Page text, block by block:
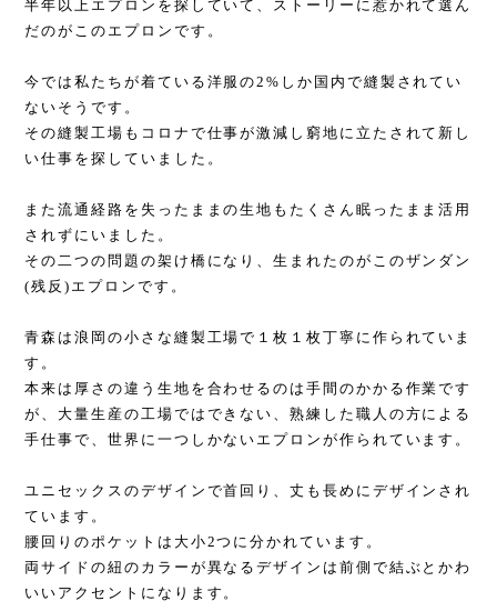
半年以上エプロンを探していて、ストーリーに惹かれて選ん
だのがこのエプロンです。
今では私たちが着ている洋服の2%しか国内で縫製されてい
ないそうです。
その縫製工場もコロナで仕事が激減し窮地に立たされて新し
い仕事を探していました。
また流通経路を失ったままの生地もたくさん眠ったまま活用
されずにいました。
その二つの問題の架け橋になり、生まれたのがこのザンダン
(残反)エプロンです。
青森は浪岡の小さな縫製工場で１枚１枚丁寧に作られていま
す。
本来は厚さの違う生地を合わせるのは手間のかかる作業です
が、大量生産の工場ではできない、熟練した職人の方による
手仕事で、世界に一つしかないエプロンが作られています。
ユニセックスのデザインで首回り、丈も長めにデザインされ
ています。
腰回りのポケットは大小2つに分かれています。
両サイドの紐のカラーが異なるデザインは前側で結ぶとかわ
いいアクセントになります。